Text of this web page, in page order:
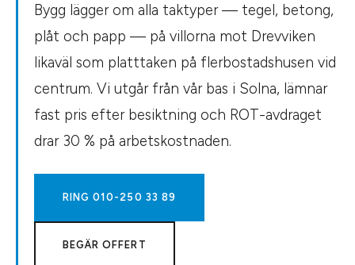
Bygg lägger om alla taktyper — tegel, betong,
plåt och papp — på villorna mot Drevviken
likaväl som platttaken på flerbostadshusen vid
centrum. Vi utgår från vår bas i Solna, lämnar
fast pris efter besiktning och ROT-avdraget
drar 30 % på arbetskostnaden.
RING010-250 33 89
BEGÄR OFFERT